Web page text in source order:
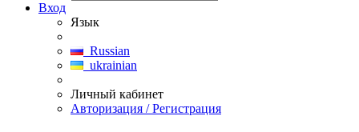
Вход
Язык
Russian
ukrainian
Личный кабинет
Авторизация / Регистрация